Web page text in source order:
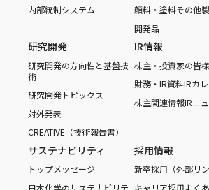
内部統制システム
顔料・塗料その他
開発品
研究開発
研究開発の方向性と基盤技
術
研究開発トピックス
対外発表
CREATIVE（技術報告書）
IR情報
株主・投資家の皆
財務・IR資料IRカ
株主関連情報IRニ
サステナビリティ
トップメッセージ
日本化学のサステナビリテ
採用情報
新卒採用（外部リン
キャリア採用よく